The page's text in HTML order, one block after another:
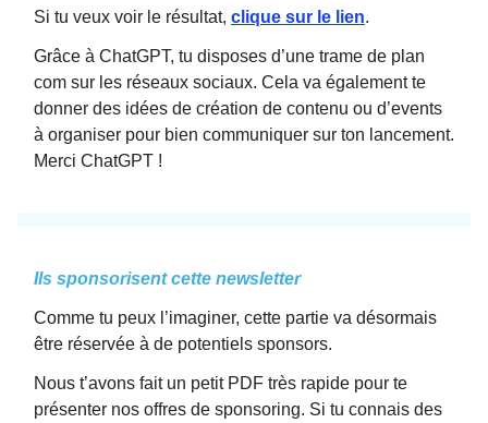
Si tu veux voir le résultat, clique sur le lien.
Grâce à ChatGPT, tu disposes d’une trame de plan
com sur les réseaux sociaux. Cela va également te
donner des idées de création de contenu ou d’events
à organiser pour bien communiquer sur ton lancement.
Merci ChatGPT !
Ils sponsorisent cette newsletter
Comme tu peux l’imaginer, cette partie va désormais
être réservée à de potentiels sponsors.
Nous t’avons fait un petit PDF très rapide pour te
présenter nos offres de sponsoring. Si tu connais des